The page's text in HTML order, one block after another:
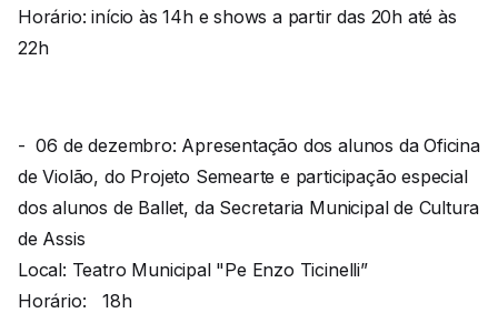
Horário: início às 14h e shows a partir das 20h até às
22h
- 06 de dezembro: Apresentação dos alunos da Oficina
de Violão, do Projeto Semearte e participação especial
dos alunos de Ballet, da Secretaria Municipal de Cultura
de Assis
Local: Teatro Municipal "Pe Enzo Ticinelli”
Horário: 18h